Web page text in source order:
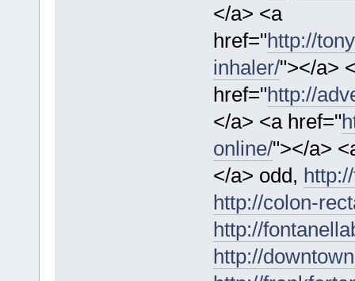
</a> <a
href="http://
inhaler/"></a>
href="http://
</a> <a href="
online/"></a>
</a> odd,
http://colon-
http://
http://